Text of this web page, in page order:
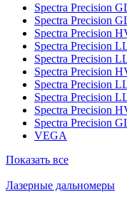
Spectra Precision
Spectra Precision
Spectra Precision
Spectra Precision
Spectra Precision
Spectra Precision
Spectra Precision
Spectra Precision
Spectra Precision
Spectra Precision
VEGA
Показать все
Лазерные дальномеры